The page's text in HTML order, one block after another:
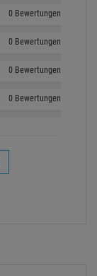
0 Bewertungen
0 Bewertungen
0 Bewertungen
0 Bewertungen